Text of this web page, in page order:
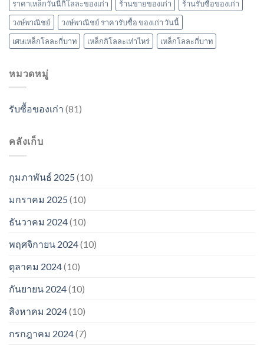
ราคาเหล็กวันนี้กิโลละของเก่า
ร้านขายของเก่า
ร้านรับซื้อของเก่า
วงษ์พาณิชย์
วงษ์พาณิชย์ ราคารับซื้อ ของเก่า วันนี้
เศษเหล็กโลละกี่บาท
เหล็กกิโลละเท่าไหร่ เหล็กโลละกี่บาท
หมวดหมู่
รับซื้อของเก่า (81)
คลังเก็บ
กุมภาพันธ์ 2025 (10)
มกราคม 2025 (10)
ธันวาคม 2024(10)
พฤศจิกายน 2024(10)
ตุลาคม 2024(10)
กันยายน 2024(10)
สิงหาคม 2024(10)
กรกฎาคม 2024(7)